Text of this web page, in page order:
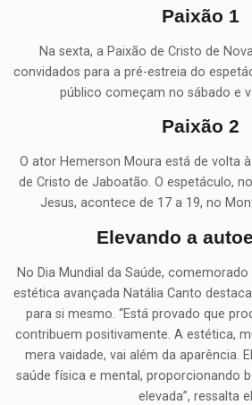
Paixão 1
Na sexta, a Paixão de Cristo de
convidados para a pré-estreia do
público começam no sábado e
Paixão 2
O ator Hemerson Moura está de volta
de Cristo de Jaboatão. O espetáculo,
Jesus, acontece de 17 a 19, no
Elevando a
No Dia Mundial da Saúde,
estética avançada Natália Canto
para si mesmo. “Está provado que
contribuem positivamente. A estética,
mera vaidade, vai além da aparência.
saúde física e mental, proporcionando
elevada”, ressalta